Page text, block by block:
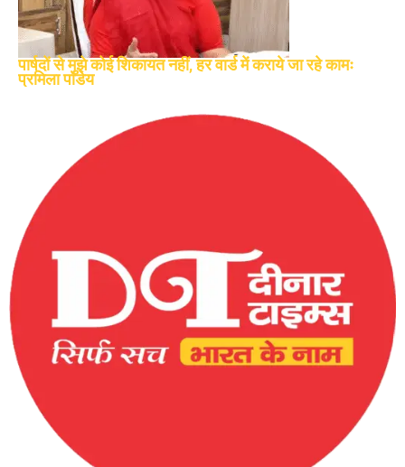
पार्षदों से मुझे कोई शिकायत नहीं, हर वार्ड में कराये जा रहे कामः
प्रमिला पांडेय